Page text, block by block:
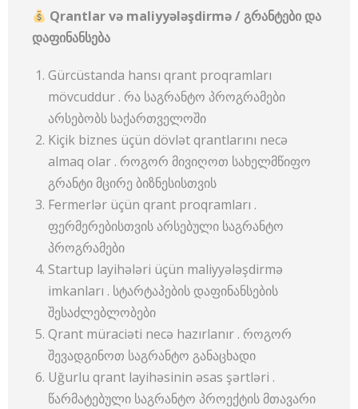
Qrantlar və maliyyələşdirmə /გრანტები და
დაფინანსება
Gürcüstanda hansı qrant proqramları
mövcuddur . რა საგრანტო პროგრამები
არსებობს საქართველოში
Kiçik biznes üçün dövlət qrantlarını necə
almaq olar . როგორ მივიღოთ სახელმწიფო
გრანტი მცირე ბიზნესისთვის
Fermerlər üçün qrant proqramları .
ფერმერებისთვის არსებული საგრანტო
პროგრამები
Startup layihələri üçün maliyyələşdirmə
imkanları . სტარტაპების დაფინანსების
შესაძლებლობები
Qrant müraciəti necə hazırlanır . როგორ
შევადგინოთ საგრანტო განაცხადი
Uğurlu qrant layihəsinin əsas şərtləri .
წარმატებული საგრანტო პროექტის მთავარი